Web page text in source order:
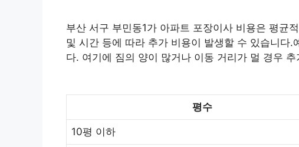
부산 서구 부민동1가 아파트 포장이사 비용은 평균
및 시간 등에 따라 추가 비용이 발생할 수 있습니
다. 여기에 짐의 양이 많거나 이동 거리가 멀 경우
평수
10평 이하